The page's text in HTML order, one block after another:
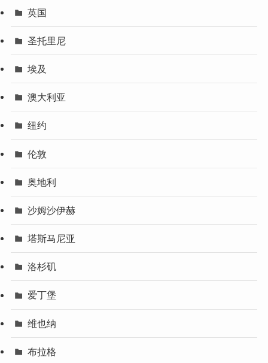
英国
圣托里尼
埃及
澳大利亚
纽约
伦敦
奥地利
沙姆沙伊赫
塔斯马尼亚
洛杉矶
爱丁堡
维也纳
布拉格